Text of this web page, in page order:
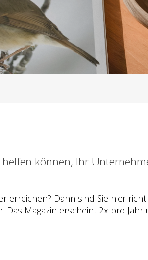
können, Ihr
Dann sind Sie hier
Magazin erscheint 2x pro